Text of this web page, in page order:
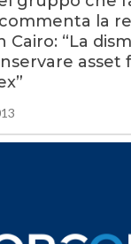
la
“La
asset